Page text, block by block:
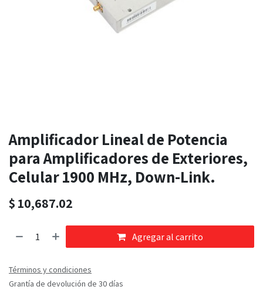
Amplificador Lineal de Potencia
para Amplificadores de Exteriores,
Celular 1900 MHz, Down-Link.
$ 10,687.02
Agregar al carrito
Términos y condiciones
Grantía de devolución de 30 días